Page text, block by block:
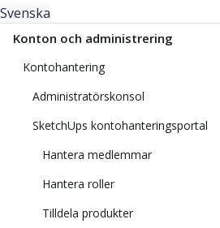
Svenska
Konton och administrering
Kontohantering
Administratörskonsol
SketchUps kontohanteringsportal
Hantera medlemmar
Hantera roller
Tilldela produkter